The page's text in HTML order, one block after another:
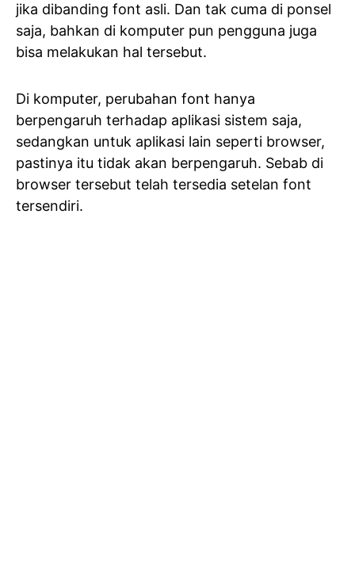
jika dibanding font asli. Dan tak cuma di ponsel
saja, bahkan di komputer pun pengguna juga
bisa melakukan hal tersebut.
Di komputer, perubahan font hanya
berpengaruh terhadap aplikasi sistem saja,
sedangkan untuk aplikasi lain seperti browser,
pastinya itu tidak akan berpengaruh. Sebab di
browser tersebut telah tersedia setelan font
tersendiri.